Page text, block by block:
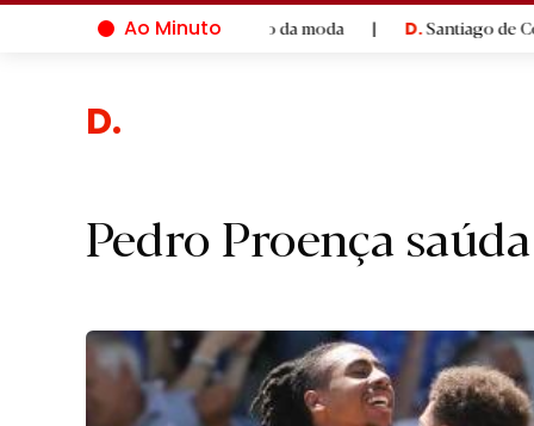
Ao Minuto
inovação do mundo da moda D.Santiago de Compostela
Despo
Pedro Proença